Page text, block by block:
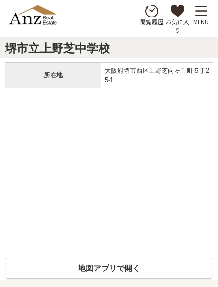
閲覧履歴 お気に入
り
MENU
堺市立上野芝中学校
所在地
大阪府堺市西区上野芝向ヶ丘町５丁2
5-1
地図アプリで開く